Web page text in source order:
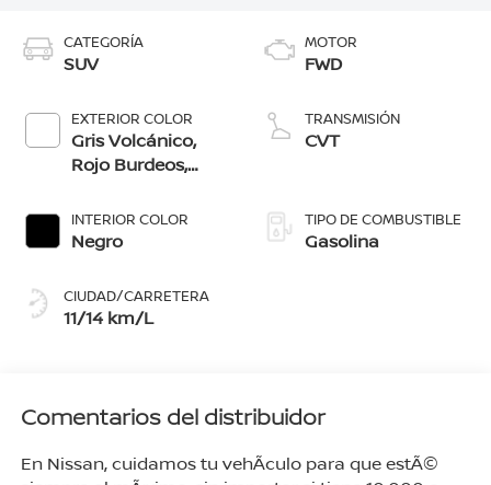
CATEGORÍA
SUV
EXTERIOR COLOR
Gris Volcánico,
Rojo Burdeos,
Azul Imperial, Gris
Oxford,
Gris/Negro
INTERIOR COLOR
Negro
CIUDAD/CARRETERA
11/14 km/L
MOTOR
FWD
TRANSMISIÓN
CVT
TIPO DE COMBUSTIBLE
Gasolina
Comentarios del distribuidor
En Nissan, cuidamos tu vehÃ­culo para que estÃ©